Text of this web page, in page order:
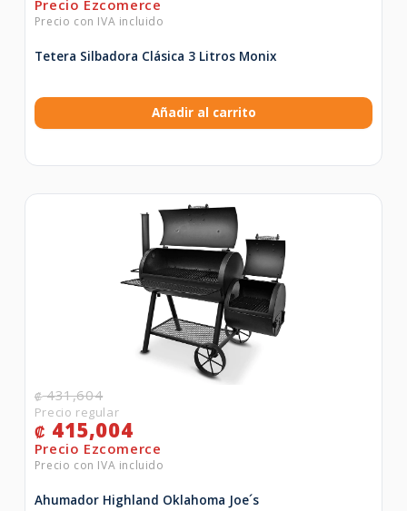
Tetera Silbadora Clásica 3 Litros Monix
Añadir al carrito
₡431,604
₡ 415,004
Ahumador Highland Oklahoma Joe´s